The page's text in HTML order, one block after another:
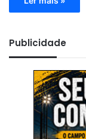
Publicidade